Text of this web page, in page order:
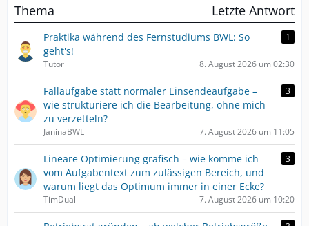
Thema Letzte Antwort
Praktika während des Fernstudiums BWL: So
geht's!
1
Tutor 8. August 2026 um 02:30
Fallaufgabe statt normaler Einsendeaufgabe –
wie strukturiere ich die Bearbeitung, ohne mich
zu verzetteln?
3
JaninaBWL 7. August 2026 um 11:05
Lineare Optimierung grafisch – wie komme ich
vom Aufgabentext zum zulässigen Bereich, und
warum liegt das Optimum immer in einer Ecke?
3
TimDual 7. August 2026 um 10:20